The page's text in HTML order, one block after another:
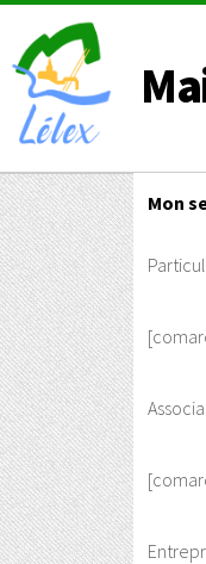
Mon